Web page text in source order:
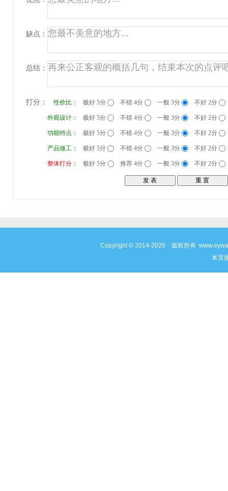
缺点：
总结：
打分： 性价比： 极好 5分 不错 4分 一般 3分 不好 2分
外观设计： 极好 5分 不错 4分 一般 3分 不好 2分
功能特点： 极好 5分 不错 4分 一般 3分 不好 2分
产品做工： 极好 5分 不错 4分 一般 3分 不好 2分
整体打分： 极好 5分 推荐 4分 一般 3分 不好 2分
Copyright © 2014-2026 版权所有
本页